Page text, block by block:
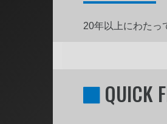
20年以上にわたっ
QUICK